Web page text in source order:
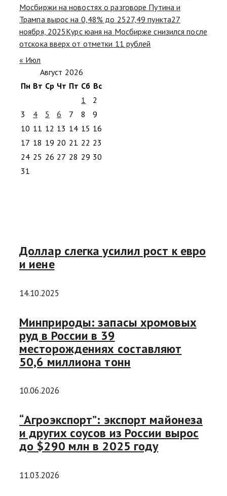
Мосбиржи на новостях о разговоре Путина и
Трампа вырос на 0,48% до 2527,49 пункта27
ноября, 2025Курс юаня на Мосбирже снизился после
отскока вверх от отметки 11 рублей
« Июл
Август 2026
Пн Вт Ср Чт Пт Сб Вс
1
2
3
4 5 6 7 8
9
10 11 12 13 14 15 16
17 18 19 20 21 22 23
24 25 26 27 28 29 30
31
Доллар слегка усилил рост к евро
и иене
14.10.2025
Минприроды: запасы хромовых
руд в России в 39
месторождениях составляют
50,6 миллиона тонн
10.06.2026
“Агроэкспорт”: экспорт майонеза
и других соусов из России вырос
до $290 млн в 2025 году
11.03.2026